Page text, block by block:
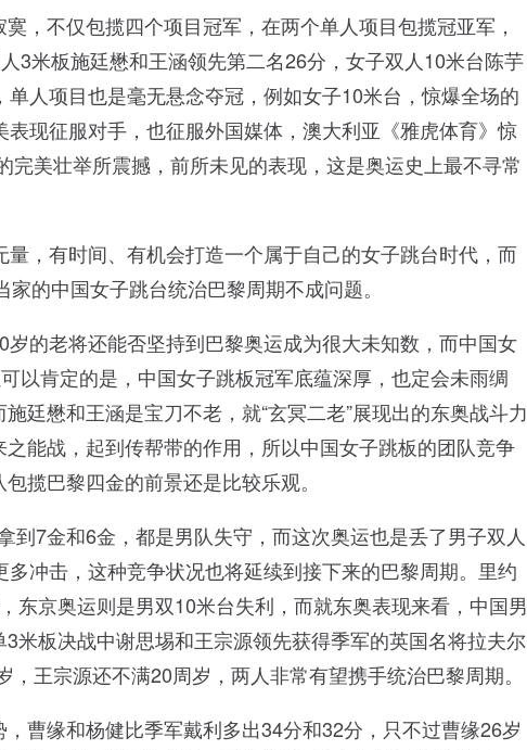
，不仅包揽四个项目冠军，在两个单人项目包揽冠亚军，
3米板施廷懋和王涵领先第二名26分，女子双人10米台陈芋
人项目也是毫无悬念夺冠，例如女子10米台，惊爆全场的
现征服对手，也征服外国媒体，澳大利亚《雅虎体育》惊
完美壮举所震撼，前所未见的表现，这是奥运史上最不寻常
，有时间、有机会打造一个属于自己的女子跳台时代，而
的中国女子跳台统治巴黎周期不成问题。
的老将还能否坚持到巴黎奥运成为很大未知数，而中国女
以肯定的是，中国女子跳板冠军底蕴深厚，也定会未雨绸
廷懋和王涵是宝刀不老，就“玄冥二老”展现出的东奥战斗力
能战，起到传帮带的作用，所以中国女子跳板的团队竞争
揽巴黎四金的前景还是比较乐观。
到7金和6金，都是男队失守，而这次奥运也是丢了男子双人
冲击，这种竞争状况也将延续到接下来的巴黎周期。里约
东京奥运则是男双10米台失利，而就东奥表现来看，中国男
米板决战中谢思埸和王宗源领先获得季军的英国名将拉夫尔
王宗源还不满20周岁，两人非常有望携手统治巴黎周期。
曹缘和杨健比季军戴利多出34分和32分，只不过曹缘26岁